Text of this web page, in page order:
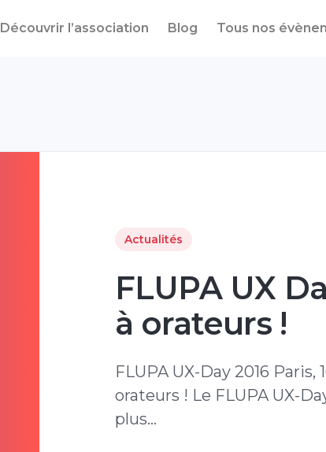
Découvrir l’association Blog Tous nos
Actualités
FLUPA UX
à orateurs !
FLUPA UX-Day 2016 Paris,
orateurs ! Le FLUPA UX-
plus…